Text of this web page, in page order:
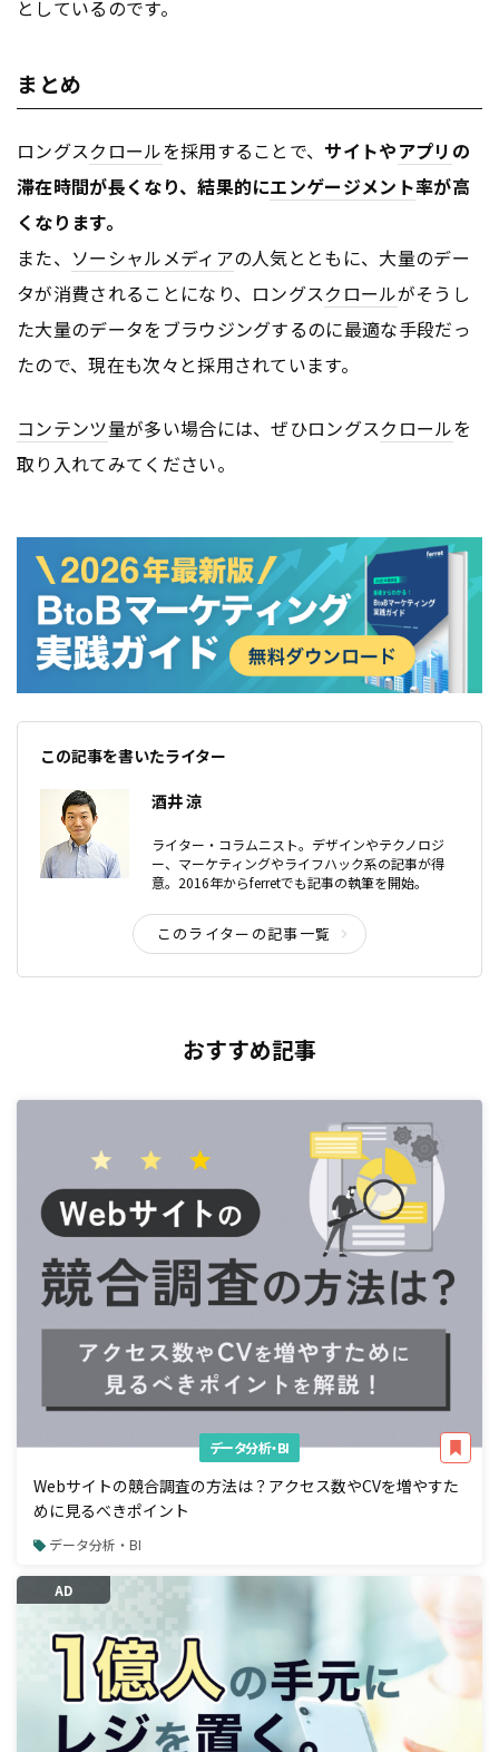
としているのです。
まとめ
ロングスクロールを採用することで、 サイトやアプリ の
滞在時間が長くなり、結果的にエンゲージメント率が高
くなります。
また、 ソーシャルメディアの人気とともに、大量のデー
タが消費されることになり、ロングスクロールがそうし
た大量のデータをブラウジングするのに最適な手段だっ
たので、現在も次々と採用されています。
コンテンツ量が多い場合には、ぜひロングスクロールを
取り入れてみてください。
この記事を書いたライター
酒井 涼
ライター・コラムニスト。デザインやテクノロジ
ー、マーケティングやライフハック系の記事が得
意。2016年からferretでも記事の執筆を開始。
このライターの記事一覧
おすすめ記事
データ分析・BI
Webサイトの競合調査の方法は？アクセス数やCVを増やすた
めに見るべきポイント
データ分析・BI
AD